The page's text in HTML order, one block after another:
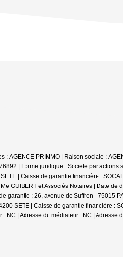
: AGENCE PRIMMO | Raison sociale :
| Forme juridique : Société par actions
| Caisse de garantie financière :
GUIBERT et Associés Notaires | Date
garantie : 26, avenue de Suffren - 75015
SETE | Caisse de garantie financière :
NC | Adresse du médiateur : NC | Adresse